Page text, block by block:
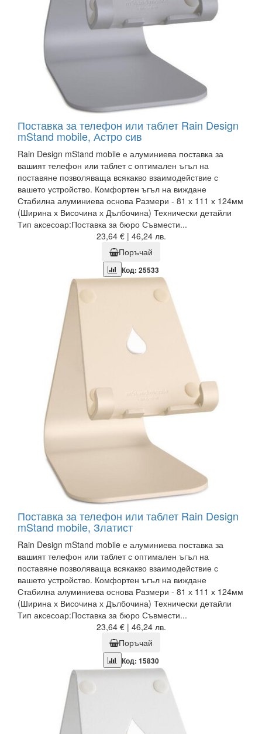
Поставка за телефон или таблет Rain Design
mStand mobile, Астро сив
Rain Design mStand mobile е алуминиева поставка за
вашият телефон или таблет с оптимален ъгъл на
поставяне позволяваща всякакво взаимодействие с
вашето устройство. Комфортен ъгъл на виждане
Стабилна алуминиева основа Размери - 81 х 111 х 124мм
(Ширина х Височина х Дълбочина) Технически детайли
Тип аксесоар:Поставка за бюро Съвмести...
23,64 € | 46,24 лв.
Поръчай
Код: 25533
Поставка за телефон или таблет Rain Design
mStand mobile, Златист
Rain Design mStand mobile е алуминиева поставка за
вашият телефон или таблет с оптимален ъгъл на
поставяне позволяваща всякакво взаимодействие с
вашето устройство. Комфортен ъгъл на виждане
Стабилна алуминиева основа Размери - 81 х 111 х 124мм
(Ширина х Височина х Дълбочина) Технически детайли
Тип аксесоар:Поставка за бюро Съвмести...
23,64 € | 46,24 лв.
Поръчай
Код: 15830